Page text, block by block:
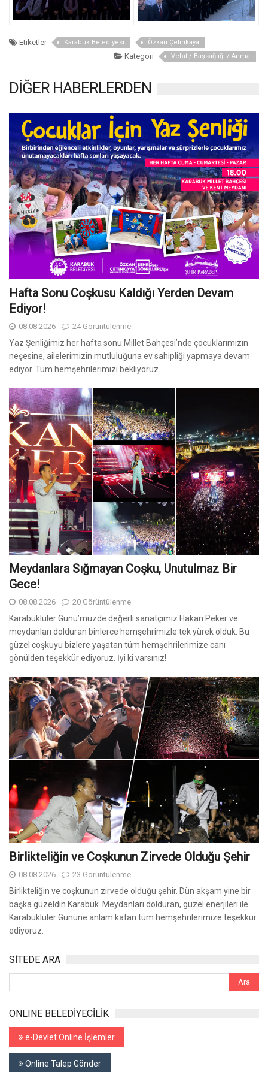
Etiketler Karabük Belediyesi Özkan Çetinkaya
Kategori Vefat / Başsağlığı / Anma
DİĞER HABERLERDEN
Hafta Sonu Coşkusu Kaldığı Yerden Devam
Ediyor!
08.08.2026 24 Görüntülenme
Yaz Şenliğimiz her hafta sonu Millet Bahçesi’nde çocuklarımızın
neşesine, ailelerimizin mutluluğuna ev sahipliği yapmaya devam
ediyor. Tüm hemşehrilerimizi bekliyoruz.
Meydanlara Sığmayan Coşku, Unutulmaz Bir
Gece!
08.08.2026 20 Görüntülenme
Karabüklüler Günü’müzde değerli sanatçımız Hakan Peker ve
meydanları dolduran binlerce hemşehrimizle tek yürek olduk. Bu
güzel coşkuyu bizlere yaşatan tüm hemşehrilerimize canı
gönülden teşekkür ediyoruz. İyi ki varsınız!
Birlikteliğin ve Coşkunun Zirvede Olduğu Şehir
08.08.2026 23 Görüntülenme
Birlikteliğin ve coşkunun zirvede olduğu şehir. Dün akşam yine bir
başka güzeldin Karabük. Meydanları dolduran, güzel enerjileri ile
Karabüklüler Gününe anlam katan tüm hemşehrilerimize teşekkür
ediyoruz.
SİTEDE ARA
ONLINE BELEDİYECİLİK
e-Devlet Online İşlemler
Online Talep Gönder